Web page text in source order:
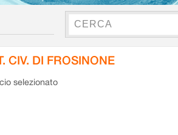
DI FROSINONE
selezionato